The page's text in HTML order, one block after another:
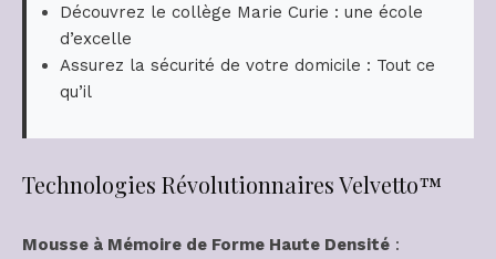
Découvrez le collège Marie Curie : une école
d’excelle
Assurez la sécurité de votre domicile : Tout ce
qu’il
Technologies Révolutionnaires Velvetto™
Mousse à Mémoire de Forme Haute Densité :